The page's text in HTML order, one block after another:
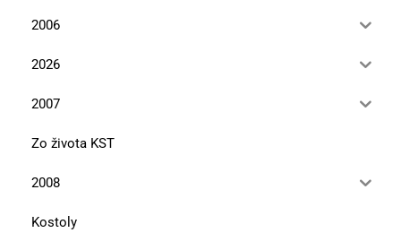
2006
2026
2007
Zo života KST
2008
Kostoly